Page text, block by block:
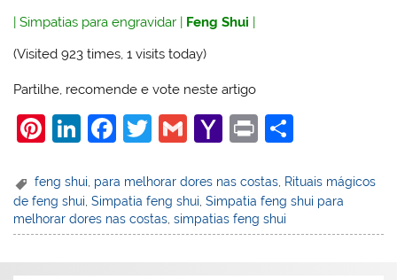
|Simpatias para engravidar | Feng Shui |
(Visited 923 times, 1 visits today)
Partilhe, recomende e vote neste artigo
Pi
er
e
st
Li
k
e
dI
F
c
e
b
T
itt
er
G
ai
l
Y
h
o
o
Pr
t
ar
e
feng shui para melhorar dores nas costas Rituais mágicos
de feng shui ,Simpatia feng shui ,Simpatia feng shui para
melhorar dores nas costas ,simpatias feng shui